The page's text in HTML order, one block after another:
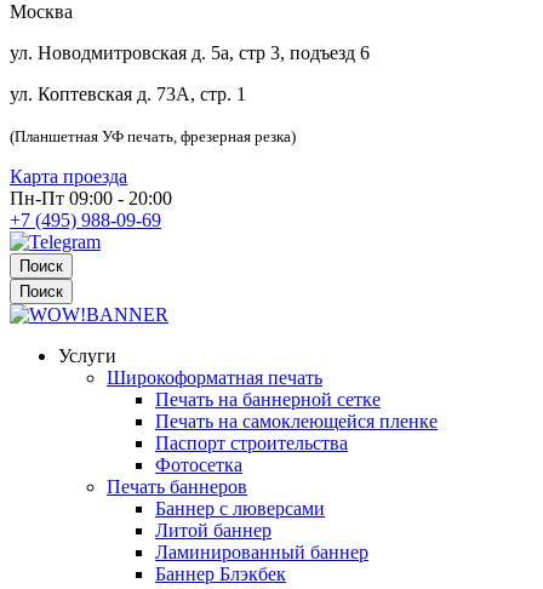
Москва
ул. Новодмитровская д. 5а, стр 3, подъезд 6
ул. Коптевская д. 73А, стр. 1
(Планшетная УФ печать, фрезерная резка)
Карта проезда
Пн-Пт 09:00 - 20:00
+7 (495) 988-09-69
Поиск
Поиск
Услуги
Широкоформатная печать
Печать на баннерной сетке
Печать на самоклеющейся пленке
Паспорт строительства
Фотосетка
Печать баннеров
Баннер с люверсами
Литой баннер
Ламинированный баннер
Баннер Блэкбек